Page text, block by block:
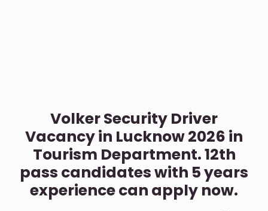
Volker Security Driver
Vacancy in Lucknow 2026 in
Tourism Department. 12th
pass candidates with 5 years
experience can apply now.